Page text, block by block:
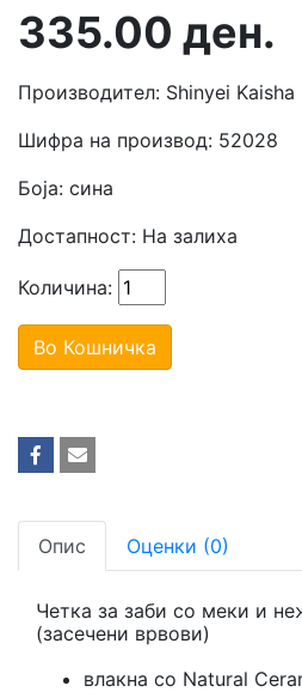
335.00 ден.
Производител: Shinyei Kaisha
Шифра на производ: 52028
Боја: сина
Достапност: На залиха
Количина:
Во Кошничка
Опис Оценки (0)
Четка за заби со меки и
(засечени врвови)
влакна со Natural